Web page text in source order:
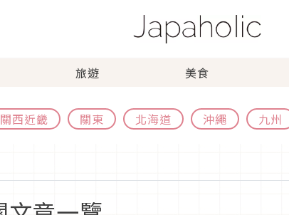
旅遊 美食
關西近畿 關東 北海道 沖繩 九州